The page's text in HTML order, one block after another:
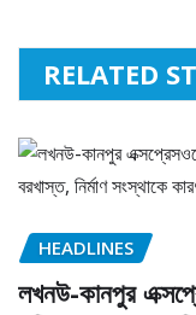
RELATED
HEADLINES
লখনউ-কানপুর